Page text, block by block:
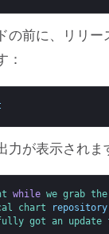
の前に、リリ
：
力が表示されま
while we grab the
chart
repository
got an update